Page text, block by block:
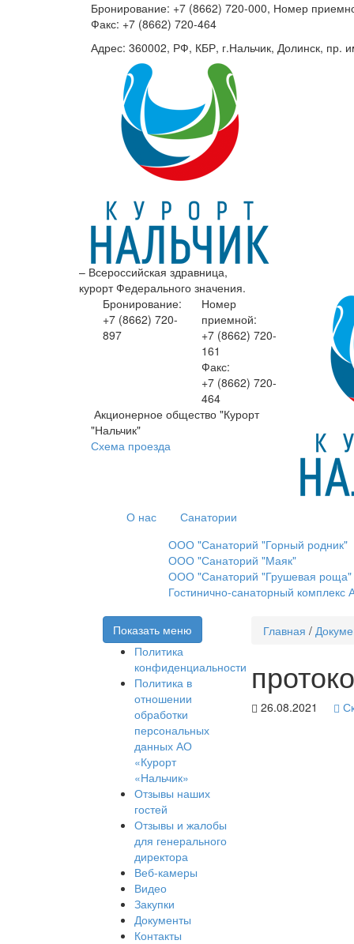
Бронирование: +7 (8662) 720-000, Номер
Факс: +7 (8662) 720-464
Адрес: 360002, РФ, КБР, г.Нальчик, Долинск, пр.
– Всероссийская здравница,
курорт Федерального значения.
Бронирование:
+7 (8662) 720-
897
Номер
приемной:
+7 (8662) 720-
161
Факс:
+7 (8662) 720-
464
Акционерное общество "Курорт
"Нальчик"
Схема проезда
О нас
Санатории
ООО "Санаторий "Горный родник"
ООО "Санаторий "Маяк"
ООО "Санаторий "Грушевая роща"
Гостинично-санаторный комплекс
Показать меню
Политика
конфиденциальности
Политика в
отношении
обработки
персональных
данных АО
«Курорт
«Нальчик»
Отзывы наших
гостей
Отзывы и жалобы
для генерального
директора
Веб-камеры
Видео
Закупки
Документы
Контакты
Главная /
26.08.2021